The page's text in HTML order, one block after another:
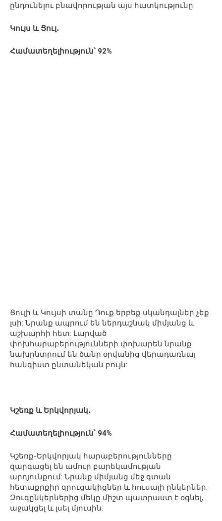
ընդունելու բնավորության այս հատկությունը:
Կույս և Ցուլ․
Համատեղելիություն՝ 92%
Ցուլի և Կույսի տանը Դուք երբեք սկանդալներ չեք
լսի: Նրանք ապրում են ներդաշնակ միմյանց և
աշխարհի հետ: Լարված
փոխհարաբերությունների փոխարեն նրանք
նախընտրում են ծանր օրվանից վերադառնալ
հանգիստ ընտանեկան բույն:
Կշեռք և Երկվորյակ․
Համատեղելիություն՝ 94%
Կշեռք-Երկվորյակ հարաբերությունները
զարգացել են ամուր բարեկամության
արդյունքում: Նրանք միմյանց մեջ գտան
հետաքրքիր զրուցակիցներ և հուսալի ընկերներ:
Զուգընկերներից մեկը միշտ պատրաստ է օգնել,
աջակցել և լսել մյուսին: